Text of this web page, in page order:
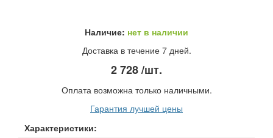
Наличие: нет в наличии
Доставка в течение 7 дней.
2 728/шт.
Оплата возможна только наличными.
Гарантия лучшей цены
Характеристики: